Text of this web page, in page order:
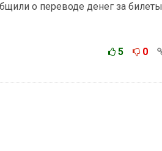
о переводе денег за билеты
5 0